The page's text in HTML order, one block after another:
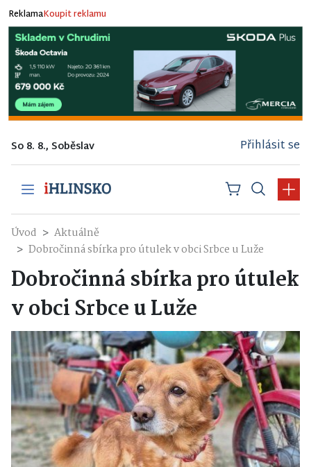
ReklamaKoupit reklamu
So 8. 8., Soběslav Přihlásit se
Úvod
Aktuálně
Dobročinná sbírka pro útulek v obci Srbce u Luže
Dobročinná sbírka pro útulek
v obci Srbce u Luže